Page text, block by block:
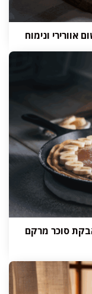
ונימוח
סוכר מרקם